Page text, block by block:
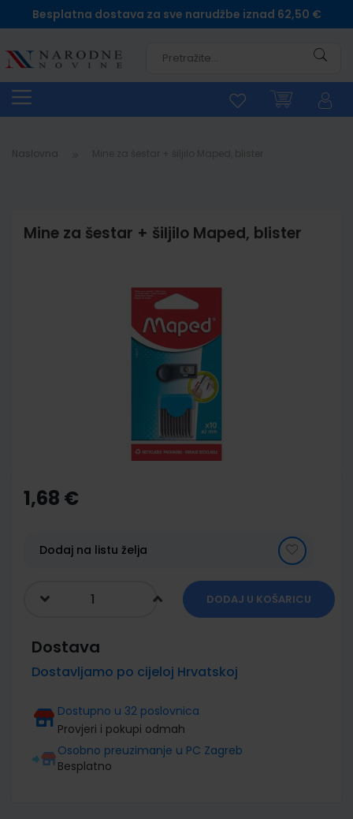
Besplatna dostava za sve narudžbe iznad 62,50 €
Naslovna
Mine za šestar + šiljilo Maped, blister
the
beginning
gallery
1,68 €
Dodaj na listu želja
DODAJ U KOŠARICU
Dostava
Dostavljamo po cijeloj Hrvatskoj
Dostupno u 32 poslovnica
Provjeri i pokupi odmah
Osobno preuzimanje u PC Zagreb
Besplatno